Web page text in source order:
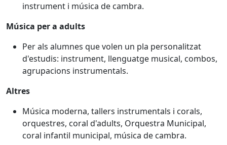
instrument i música de cambra.
Música per a adults
Per als alumnes que volen un pla personalitzat
d'estudis: instrument, llenguatge musical, combos,
agrupacions instrumentals.
Altres
Música moderna, tallers instrumentals i corals,
orquestres, coral d'adults, Orquestra Municipal,
coral infantil municipal, música de cambra.